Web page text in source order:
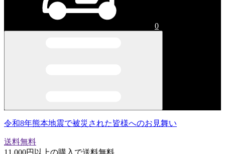
0
令和8年熊本地震で被災された皆様へのお見舞い
送料無料
11,000円以上の購入で送料無料